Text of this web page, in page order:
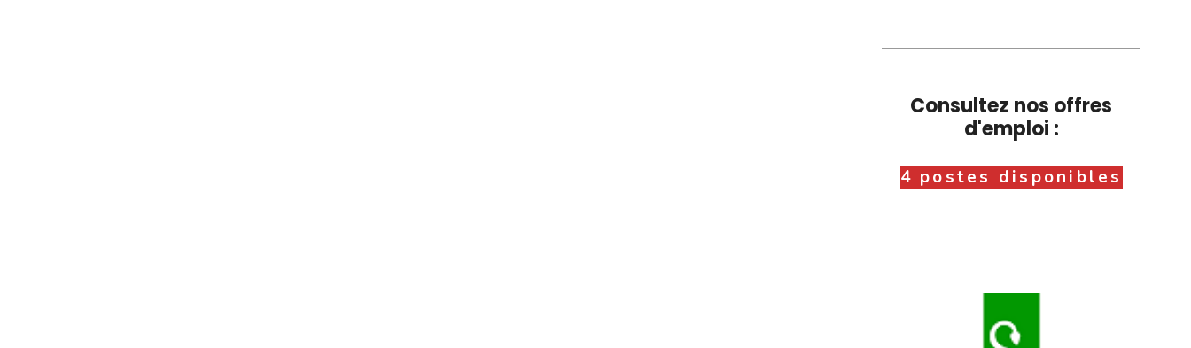
Consultez nos offres
d'emploi :
4 postes disponibles